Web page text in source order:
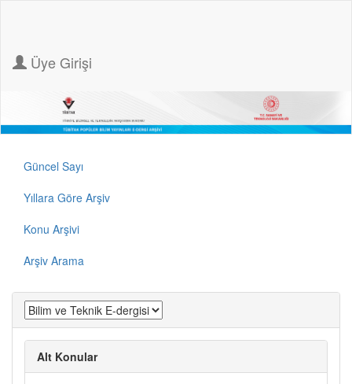
Üye Girişi
Güncel Sayı
Yıllara Göre Arşiv
Konu Arşivi
Arşiv Arama
Alt Konular